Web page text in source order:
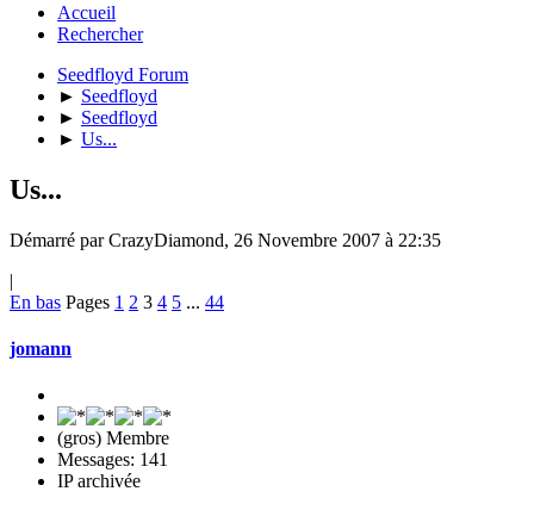
Accueil
Rechercher
Seedfloyd Forum
► Seedfloyd
► Seedfloyd
► Us...
Us...
Démarré par CrazyDiamond, 26 Novembre 2007 à 22:35
|
En bas Pages 1 2 3 4 5 ... 44
jomann
(gros) Membre
Messages: 141
IP archivée